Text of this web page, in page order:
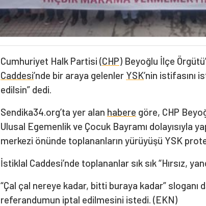
Cumhuriyet Halk Partisi (CHP) Beyoğlu İlçe
Caddesi’nde bir araya gelenler YSK’nin istifasını
edilsin” dedi.
Sendika34.org’ta yer alan habere göre, CHP
Ulusal Egemenlik ve Çocuk Bayramı dolayısıyla
merkezi önünde toplananların yürüyüşü YSK
İstiklal Caddesi’nde toplananlar sık sık “Hırsız,
“Çal çal nereye kadar, bitti buraya kadar” sloganı
referandumun iptal edilmesini istedi. (EKN)